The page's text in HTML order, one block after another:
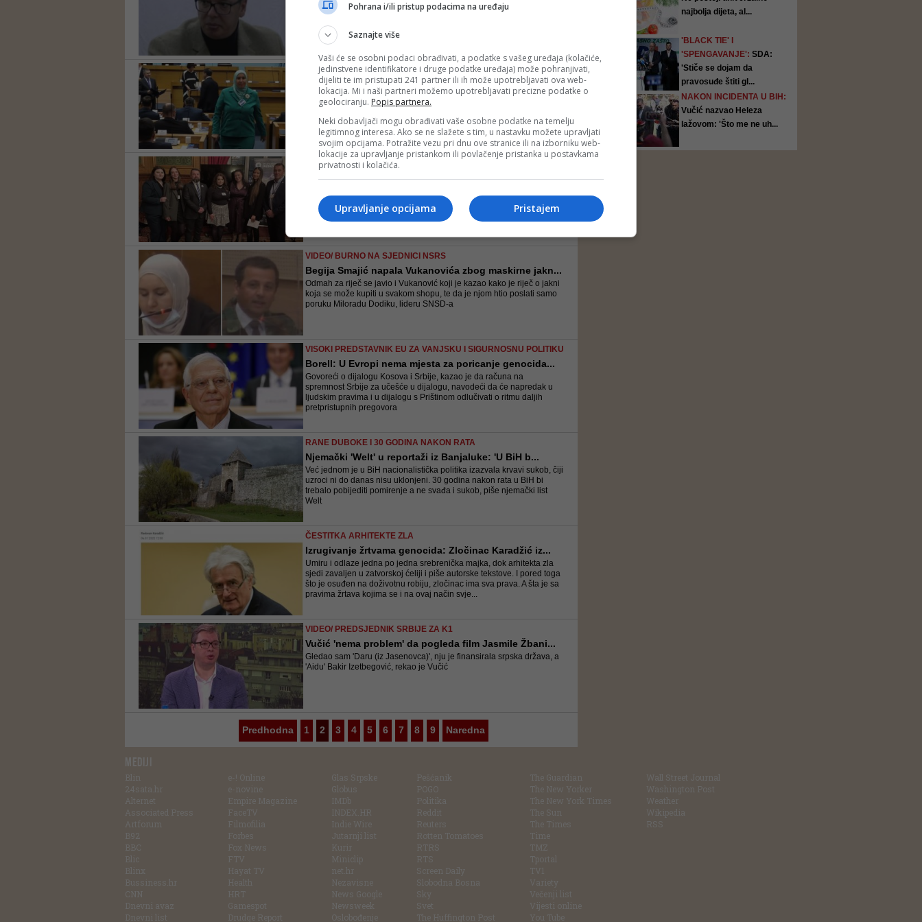
Neko misli ako kaže genocid, postoji poštovanje, ako ne kaže, nema
poštovanja, a zapravo je stvar u političkim posljedicama - rekao je
Vučić
BEGIJA SMAJIĆ NAKON NAPADA I UVREDA U NSRS
'Kakav cinizam - kćerka ratnog zločinca Karadžića ...
Možete li zamisliti da mene, kojoj je u genocidu u Srebrenici ubijeno
10 članova najuže porodice, kćerka osuđenog ratnog zločinca
Radovana Karadžića, Sonja Jovičević Karadžić, poziva da se
izvinem. Je li njoj? Kakav cinizam! Ja nisam nikoga uvrijedila - kat...
BORBA PROTIV PORICANJA - IZAZOV MRŽNJI
U britanskom Domu lordova predstavljena tema obilj...
zločina i dalje preovladava, a neuspjeh u suočavanju sa stvarnošću
prošlosti doveo je do više bola i patnje za preživjele genocida.
Poricanje je značajna prepreka miru i pomirenju (koje se nika...
VIDEO/ BURNO NA SJEDNICI NSRS
Begija Smajić napala Vukanovića zbog maskirne jakn...
Odmah za riječ se javio i Vukanović koji je kazao kako je riječ o jakni
koja se može kupiti u svakom shopu, te da je njom htio poslati samo
poruku Miloradu Dodiku, lideru SNSD-a
VISOKI PREDSTAVNIK EU ZA VANJSKU I SIGURNOSNU POLITIKU
Borell: U Evropi nema mjesta za poricanje genocida...
Govoreći o dijalogu Kosova i Srbije, kazao je da računa na
spremnost Srbije za učešće u dijalogu, navodeći da će napredak u
ljudskim pravima i u dijalogu s Prištinom odlučivati o ritmu daljih
pretpristupnih pregovora
RANE DUBOKE I 30 GODINA NAKON RATA
Njemački 'Welt' u reportaži iz Banjaluke: 'U BiH b...
Već jednom je u BiH nacionalistička politika izazvala krvavi sukob, čiji
uzroci ni do danas nisu uklonjeni. 30 godina nakon rata u BiH bi
trebalo pobijediti pomirenje a ne svađa i sukob, piše njemački list
Welt
ČESTITKA ARHITEKTE ZLA
Izrugivanje žrtvama genocida: Zločinac Karadžić iz...
Umiru i odlaze jedna po jedna srebrenička majka, dok arhitekta zla
sjedi zavaljen u zatvorskoj ćeliji i piše autorske tekstove. I pored toga
što je osuđen na doživotnu robiju, zločinac ima sva prava. A šta je sa
pravima žrtava kojima se i na ovaj način svje...
VIDEO/ PREDSJEDNIK SRBIJE ZA K1
Vučić 'nema problem' da pogleda film Jasmile Žbani...
Gledao sam 'Daru (iz Jasenovca)', nju je finansirala srpska država, a
'Aidu' Bakir Izetbegović, rekao je Vučić
Predhodna 1 2 3 4 5 6 7 8 9 Naredna
najbolja dijeta, al...
'BLACK TIE' I
'SPENGAVANJE': SDA:
'Stiče se dojam da
pravosuđe štiti gl...
NAKON INCIDENTA U BIH:
Vučić nazvao Heleza
lažovom: 'Što me ne uh...
MEDIJI
Blin
24sata.hr
Alternet
Associated Press
Artforum
B92
BBC
Blic
Blinx
Bussiness.hr
CNN
Dnevni avaz
Dnevni list
e-! Online
e-novine
Empire Magazine
FaceTV
Filmofilia
Forbes
Fox News
FTV
Hayat TV
Health
HRT
Gamespot
Drudge Report
Glas Srpske
Globus
IMDb
INDEX.HR
Indie Wire
Jutarnji list
Kurir
Miniclip
net.hr
Nezavisne
News Google
Newsweek
Oslobođenje
Pešćanik
POGO
Politika
Reddit
Reuters
Rotten Tomatoes
RTRS
RTS
Screen Daily
Slobodna Bosna
Sky
Svet
The Huffington Post
The Guardian
The New Yorker
The New York Times
The Sun
The Times
Time
TMZ
Tportal
TV1
Variety
Večenji list
Vijesti online
You Tube
Wall Street Journal
Washington Post
Weather
Wikipedia
RSS
Pohrana i/ili pristup podacima na uređaju
Saznajte više
Vaši će se osobni podaci obrađivati, a podatke s vašeg uređaja (kolačiće,
jedinstvene identifikatore i druge podatke uređaja) može pohranjivati,
dijeliti te im pristupati 241 partner ili ih može upotrebljavati ova web-
lokacija. Mi i naši partneri možemo upotrebljavati precizne podatke o
geolociranju. Popis partnera.
Neki dobavljači mogu obrađivati vaše osobne podatke na temelju
legitimnog interesa. Ako se ne slažete s tim, u nastavku možete upravljati
svojim opcijama. Potražite vezu pri dnu ove stranice ili na izborniku web-
lokacije za upravljanje pristankom ili povlačenje pristanka u postavkama
privatnosti i kolačića.
Pristajem
Upravljanje opcijama